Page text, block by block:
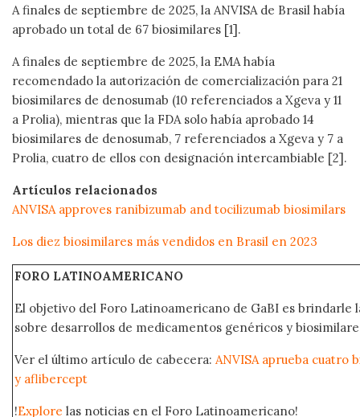
A finales de septiembre de 2025, la ANVISA de Brasil había
aprobado un total de 67 biosimilares [1].
A finales de septiembre de 2025, la EMA había
recomendado la autorización de comercialización para 21
biosimilares de denosumab (10 referenciados a Xgeva y 11
a Prolia), mientras que la FDA solo había aprobado 14
biosimilares de denosumab, 7 referenciados a Xgeva y 7 a
Prolia, cuatro de ellos con designación intercambiable [2].
Artículos relacionados
ANVISA approves ranibizumab and tocilizumab biosimilars
Los diez biosimilares más vendidos en Brasil en 2023
FORO LATINOAMERICANO
El objetivo del Foro Latinoamericano de GaBI es brindarle
sobre desarrollos de medicamentos genéricos y
Ver el último artículo de cabecera: ANVISA aprueba cuatro
y aflibercept
!Explore las noticias en el Foro Latinoamericano!